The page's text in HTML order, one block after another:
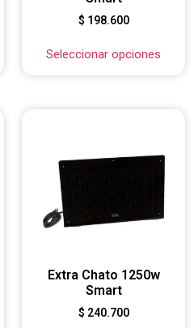
$ 198.600
Seleccionar opciones
Extra Chato 1250w
Smart
$ 240.700